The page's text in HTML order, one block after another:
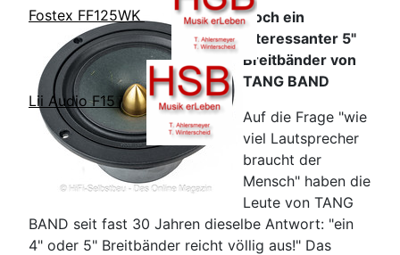
Fostex FF125WK
Lii Audio F15
Noch ein
interessanter 5"
Breitbänder von
TANG BAND
Auf die Frage "wie
viel Lautsprecher
braucht der
Mensch" haben die
Leute von TANG
BAND seit fast 30 Jahren dieselbe Antwort: "ein
4" oder 5" Breitbänder reicht völlig aus!" Das